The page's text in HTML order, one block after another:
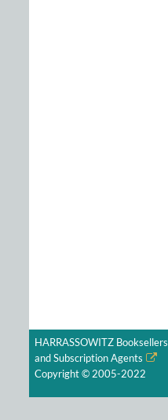
HARRASSOWITZ Booksellers
and Subscription Agents
Copyright © 2005-2022